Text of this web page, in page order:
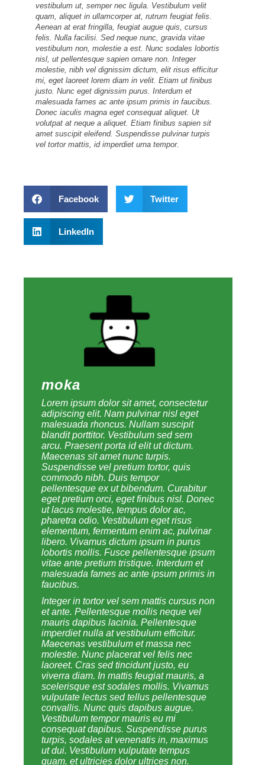
vestibulum ut, semper nec ligula. Vestibulum velit
quam, aliquet in ullamcorper at, rutrum feugiat felis.
Aenean at erat fringilla, feugiat augue quis, cursus
felis. Nulla facilisi. Sed neque nunc, gravida vitae
vestibulum non, molestie a est. Nunc sodales lobortis
nisl, ut pellentesque sapien ornare non. Integer
molestie, nibh vel dignissim dictum, elit risus efficitur
mi, eget laoreet lorem diam in velit. Etiam ut finibus
justo. Nunc eget dignissim purus. Interdum et
malesuada fames ac ante ipsum primis in faucibus.
Donec iaculis magna eget consequat aliquet. Ut
volutpat at neque a aliquet. Etiam finibus sapien sit
amet suscipit eleifend. Suspendisse pulvinar turpis
vel tortor mattis, id imperdiet urna tempor.
Facebook Twitter
LinkedIn
moka
Lorem ipsum dolor sit amet, consectetur
adipiscing elit. Nam pulvinar nisl eget
malesuada rhoncus. Nullam suscipit
blandit porttitor. Vestibulum sed sem
arcu. Praesent porta id elit ut dictum.
Maecenas sit amet nunc turpis.
Suspendisse vel pretium tortor, quis
commodo nibh. Duis tempor
pellentesque ex ut bibendum. Curabitur
eget pretium orci, eget finibus nisl. Donec
ut lacus molestie, tempus dolor ac,
pharetra odio. Vestibulum eget risus
elementum, fermentum enim ac, pulvinar
libero. Vivamus dictum ipsum in purus
lobortis mollis. Fusce pellentesque ipsum
vitae ante pretium tristique. Interdum et
malesuada fames ac ante ipsum primis in
faucibus.
Integer in tortor vel sem mattis cursus non
et ante. Pellentesque mollis neque vel
mauris dapibus lacinia. Pellentesque
imperdiet nulla at vestibulum efficitur.
Maecenas vestibulum et massa nec
molestie. Nunc placerat vel felis nec
laoreet. Cras sed tincidunt justo, eu
viverra diam. In mattis feugiat mauris, a
scelerisque est sodales mollis. Vivamus
vulputate lectus sed tellus pellentesque
convallis. Nunc quis dapibus augue.
Vestibulum tempor mauris eu mi
consequat dapibus. Suspendisse purus
turpis, sodales at venenatis in, maximus
ut dui. Vestibulum vulputate tempus
quam, et ultricies dolor ultrices non.